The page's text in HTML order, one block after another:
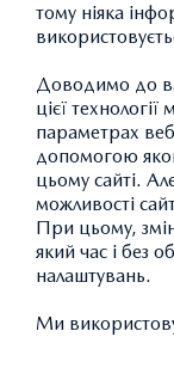
тому ніяка
Доводимо до
цієї
параметрах
допомогою
цьому сайті.
можливості
При цьому,
який час і без
налаштувань.
Ми